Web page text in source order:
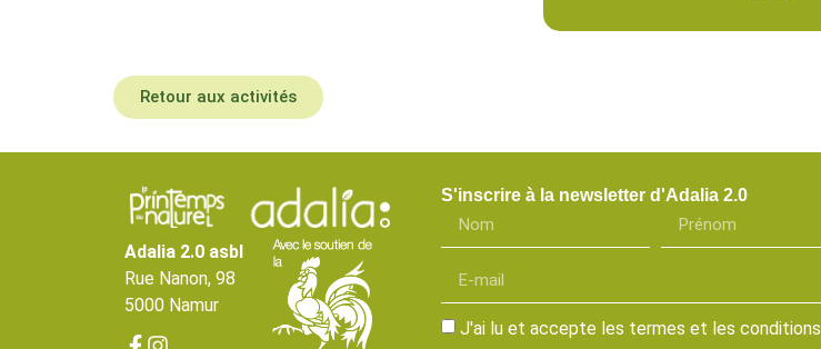
Retour aux activités
Adalia 2.0 asbl
Rue Nanon, 98
5000 Namur
S'inscrire à la newsletter d'Adalia 2.0
J'ai lu et accepte les termes et les conditions